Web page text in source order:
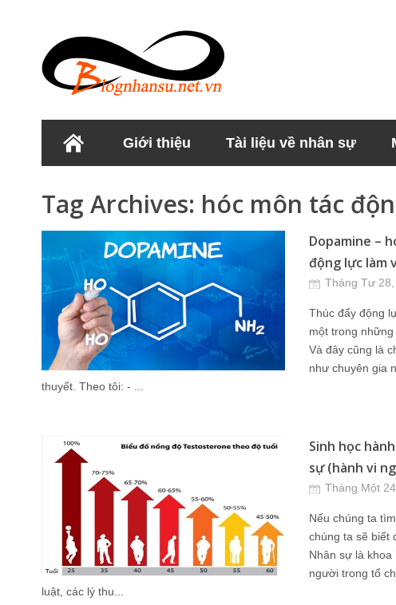
Giới thiệu Tài liệu về nhân sự
Tag Archives: hóc môn tác
Dopamine –
động lực làm
Tháng Tư 28,
Thúc đẩy động
một trong
Và đây cũng là
như chuyên gia
thuyết. Theo tôi: - ...
Sinh học
sự (hành vi
Tháng Một
Nếu chúng ta
chúng ta sẽ biết
Nhân sự là khoa
người trong tổ
luật, các lý thu...